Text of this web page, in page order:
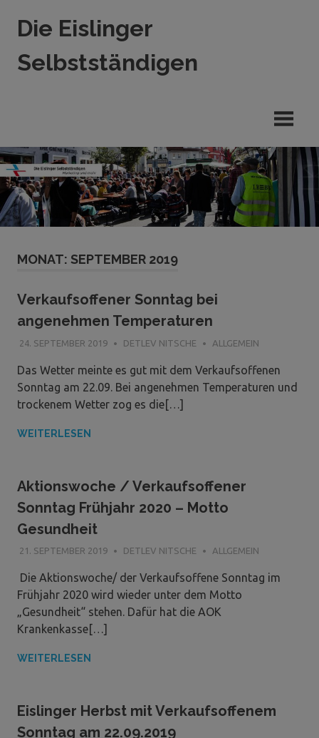
InhaltDie Eislinger
Selbstständigen
in
Hande,
Handwerk
und
Dienstleistung
MONAT: SEPTEMBER 2019
Verkaufsoffener Sonntag bei
angenehmen Temperaturen
24. SEPTEMBER 2019 DETLEV NITSCHE ALLGEMEIN
Das Wetter meinte es gut mit dem Verkaufsoffenen
Sonntag am 22.09. Bei angenehmen Temperaturen und
trockenem Wetter zog es die[…]
WEITERLESEN
Aktionswoche / Verkaufsoffener
Sonntag Frühjahr 2020 – Motto
Gesundheit
21. SEPTEMBER 2019 DETLEV NITSCHE ALLGEMEIN
Die Aktionswoche/ der Verkaufsoffene Sonntag im
Frühjahr 2020 wird wieder unter dem Motto
„Gesundheit“ stehen. Dafür hat die AOK
Krankenkasse[…]
WEITERLESEN
Eislinger Herbst mit Verkaufsoffenem
Sonntag am 22.09.2019